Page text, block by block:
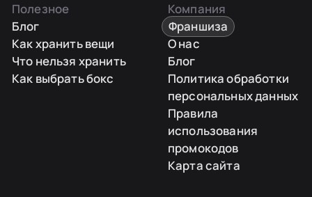
Полезное
Блог
Как хранить вещи
Что нельзя хранить
Как выбрать бокс
Компания
Франшиза
О нас
Блог
Политика обработки
персональных данных
Правила
использования
промокодов
Карта сайта